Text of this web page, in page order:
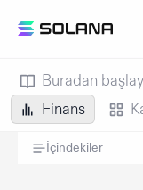
Buradan
Finans
İçindekiler